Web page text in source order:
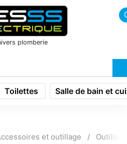
plomberie
Toilettes Salle de bain et
et outillage